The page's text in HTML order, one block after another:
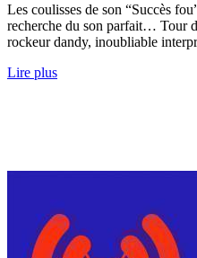
Les coulisses de son “Succès
recherche du son parfait… Tour
rockeur dandy, inoubliable
Lire plus